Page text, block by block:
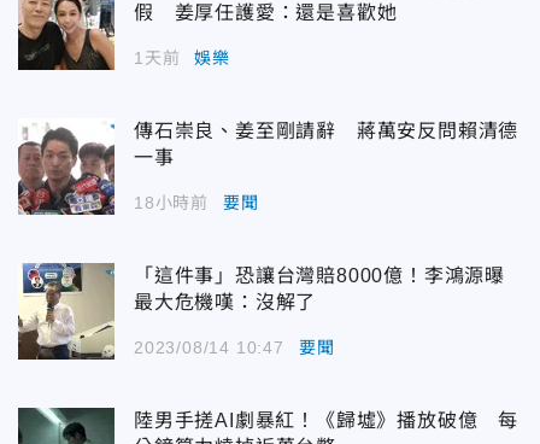
假 姜厚任護愛：還是喜歡她
1天前 娛樂
傳石崇良、姜至剛請辭 蔣萬安反問賴清德
一事
18小時前 要聞
「這件事」恐讓台灣賠8000億！李鴻源曝
最大危機嘆：沒解了
2023/08/14 10:47 要聞
陸男手搓AI劇暴紅！《歸墟》播放破億 每